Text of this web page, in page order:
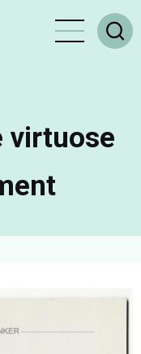
virtuose